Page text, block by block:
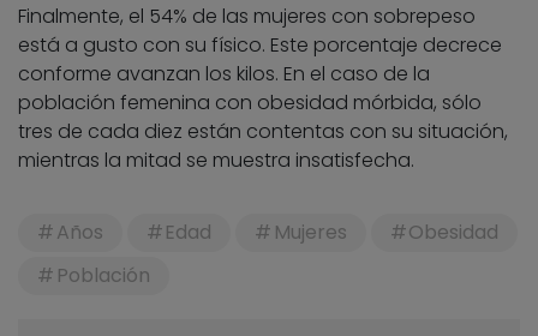
Finalmente, el 54% de las mujeres con sobrepeso
está a gusto con su físico. Este porcentaje decrece
conforme avanzan los kilos. En el caso de la
población femenina con obesidad mórbida, sólo
tres de cada diez están contentas con su situación,
mientras la mitad se muestra insatisfecha.
Años Edad Mujeres
Obesidad
Población